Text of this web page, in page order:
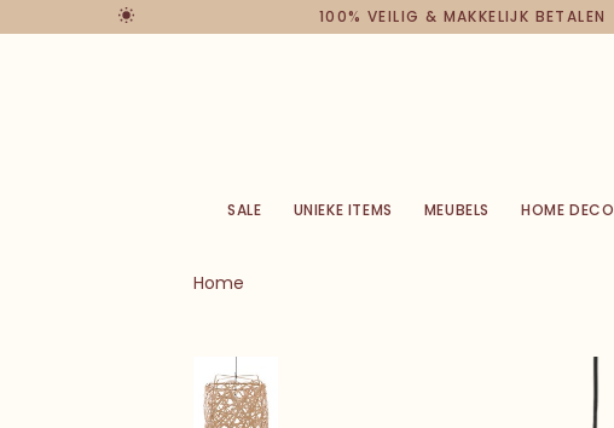
100% VEILIG & MAKKELIJK BETALEN
SALE UNIEKE ITEMS MEUBELS HOME DECO
Home